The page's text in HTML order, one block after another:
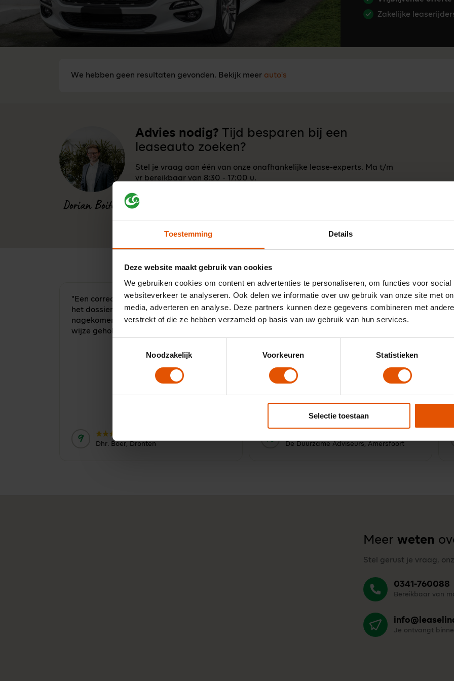
Toestemming Details
Deze website maakt gebruik van cookies
We gebruiken cookies om content en advertenties te personaliseren, om functies voor social
websiteverkeer te analyseren. Ook delen we informatie over uw gebruik van onze site met
media, adverteren en analyse. Deze partners kunnen deze gegevens combineren met
verstrekt of die ze hebben verzameld op basis van uw gebruik van hun services.
Noodzakelijk
Voorkeuren Statistieken
Selectie toestaan
Zakelijke
We hebben geen resultaten gevonden. Bekijk meer auto's
Dorian Boiten
Advies nodig? Tijd besparen bij een
leaseauto zoeken?
Stel je vraag aan één van onze onafhankelijke lease-experts. Ma t/m
vr bereikbaar van 8:30 - 17:00 u.
"Een correcte en vlotte behandeling van
het dossier. Afspraken worden
nagekomen en je wordt op een plezierige
wijze geholpen."
9 Door:
Dhr. Boer, Dronten
"Met de Duurzame Adviseurs hebben wij
drie jaar geleden actief ingezet op een
100% elektrisch wagenpark. Onze
behoeften. Een goede partner die snel kan
dat hebben we gevonden in LeaseLinq.
Met de persoonlijke en snelle service zorgt
LeaseLinq voor passende adviezen. Dat
scheelt ons veel tijd en daarmee ook
10 Door:
De Duurzame Adviseurs, Amersfoort
Meer weten
Stel gerust je vraag,
0341-760088
Bereikbaar van
Je ontvangt